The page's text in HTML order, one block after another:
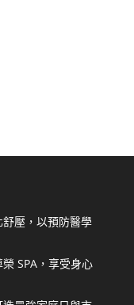
壓，以預防醫學
SPA，享受身心